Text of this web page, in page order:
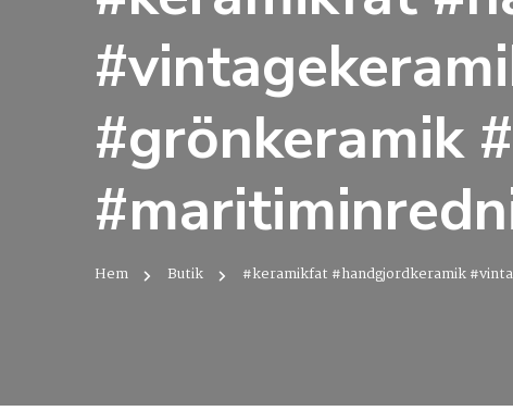
#grönkeramik
Hem Butik #keramikfat #handgjordkeramik